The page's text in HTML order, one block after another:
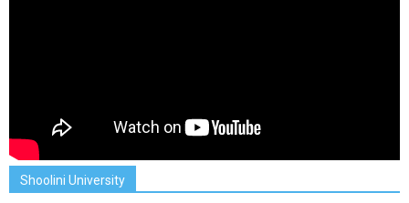
Shoolini University